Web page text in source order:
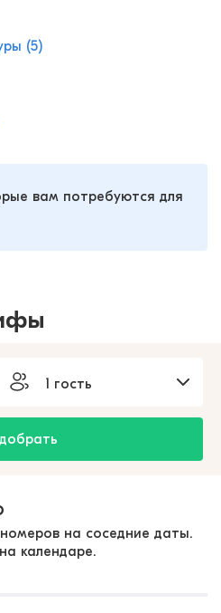
(5)
вам потребуются для
1 гость
на соседние даты.
календаре.